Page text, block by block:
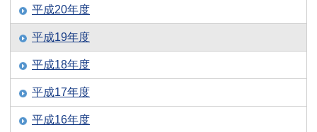
平成20年度
平成19年度
平成18年度
平成17年度
平成16年度